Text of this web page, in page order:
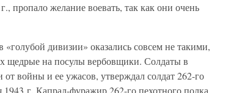
пропало желание воевать, так как они очень
дивизии» оказались совсем не такими,
щедрые на посулы вербовщики. Солдаты в
от войны и ее ужасов, утверждал солдат 262-го
г. Капрал-фуражир 262-го пехотного полка